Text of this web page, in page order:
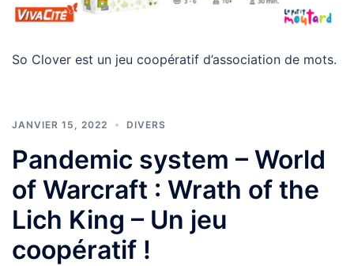
So Clover est un jeu coopératif d’association de mots.
JANVIER 15, 2022 DIVERS
Pandemic system – World
of Warcraft : Wrath of the
Lich King – Un jeu
coopératif !